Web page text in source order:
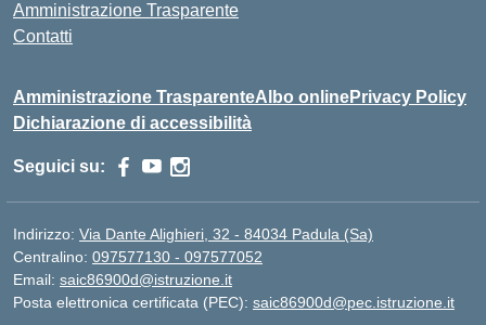
Amministrazione Trasparente
Contatti
Amministrazione TrasparenteAlbo onlinePrivacy Policy
Dichiarazione di accessibilità
Seguici su:
Indirizzo: Via Dante Alighieri, 32 - 84034 Padula (Sa)
Centralino: 097577130 - 097577052
Email: saic86900d@istruzione.it
Posta elettronica certificata (PEC): saic86900d@pec.istruzione.it